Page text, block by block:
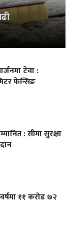
टेवा :
फेन्सिङ
: सीमा सुरक्षा
११ करोड ७२